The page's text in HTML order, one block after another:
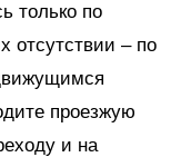
только по
отсутствии – по
проезжую
и на